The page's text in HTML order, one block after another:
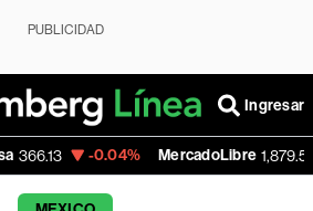
PUBLICIDAD
Ingresar
-0.04% MercadoLibre 1,879.59 -0.25%